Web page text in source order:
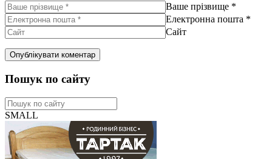
Ваше прізвище *
Електронна пошта *
Сайт
Пошук по сайту
SMALL